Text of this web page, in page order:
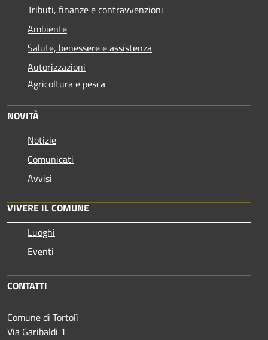
Tributi, finanze e contravvenzioni
Ambiente
Salute, benessere e assistenza
Autorizzazioni
Agricoltura e pesca
NOVITÀ
Notizie
Comunicati
Avvisi
VIVERE IL COMUNE
Luoghi
Eventi
CONTATTI
Comune di Tortolì
Via Garibaldi 1